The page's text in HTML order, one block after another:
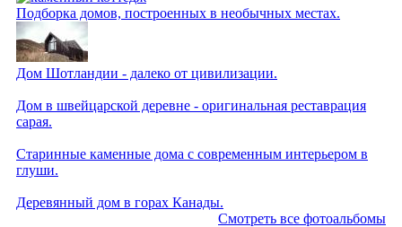
Подборка домов, построенных в необычных местах.
Дом Шотландии - далеко от цивилизации.
Дом в швейцарской деревне - оригинальная реставрация
сарая.
Старинные каменные дома с современным интерьером в
глуши.
Деревянный дом в горах Канады.
Смотреть все фотоальбомы